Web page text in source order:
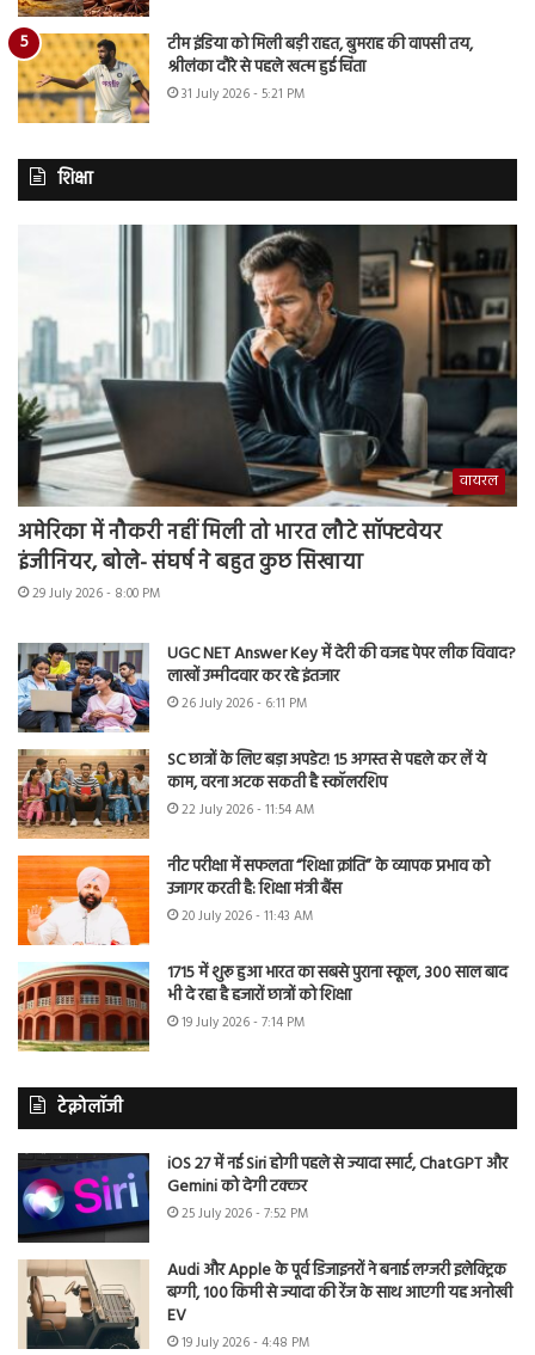
टीम इंडिया को मिली बड़ी राहत, बुमराह की वापसी तय,
श्रीलंका दौरे से पहले खत्म हुई चिंता
31 July 2026 - 5:21 PM
शिक्षा
वायरल
अमेरिका में नौकरी नहीं मिली तो भारत लौटे सॉफ्टवेयर
इंजीनियर, बोले- संघर्ष ने बहुत कुछ सिखाया
29 July 2026 - 8:00 PM
UGC NET Answer Key में देरी की वजह पेपर लीक विवाद?
लाखों उम्मीदवार कर रहे इंतजार
26 July 2026 - 6:11 PM
SC छात्रों के लिए बड़ा अपडेट! 15 अगस्त से पहले कर लें ये
काम, वरना अटक सकती है स्कॉलरशिप
22 July 2026 - 11:54 AM
नीट परीक्षा में सफलता “शिक्षा क्रांति” के व्यापक प्रभाव को
उजागर करती है: शिक्षा मंत्री बैंस
20 July 2026 - 11:43 AM
1715 में शुरू हुआ भारत का सबसे पुराना स्कूल, 300 साल बाद
भी दे रहा है हजारों छात्रों को शिक्षा
19 July 2026 - 7:14 PM
टेक्नोलॉजी
iOS 27 में नई Siri होगी पहले से ज्यादा स्मार्ट, ChatGPT और
Gemini को देगी टक्कर
25 July 2026 - 7:52 PM
Audi और Apple के पूर्व डिजाइनरों ने बनाई लग्जरी इलेक्ट्रिक
बग्गी, 100 किमी से ज्यादा की रेंज के साथ आएगी यह अनोखी
EV
19 July 2026 - 4:48 PM